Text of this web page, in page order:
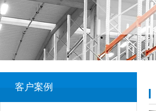
客户案例
仓储笼
物流台车
布匹笼
周转箱